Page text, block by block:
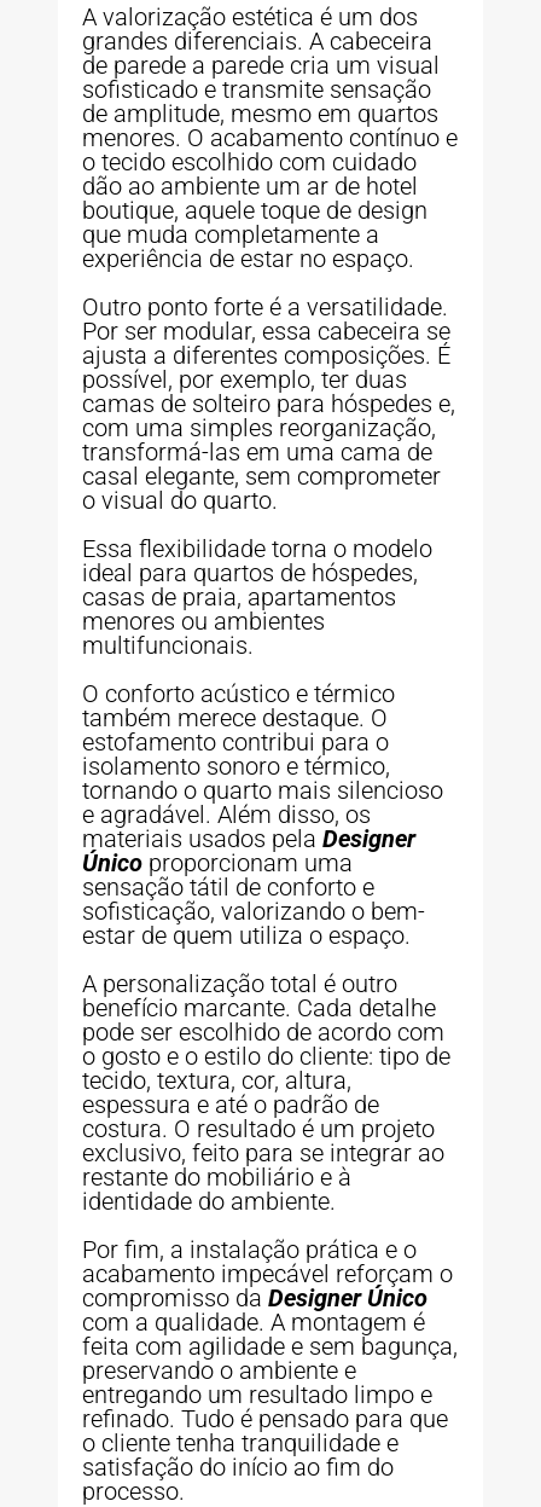
A valorização estética é um dos
grandes diferenciais. A cabeceira
de parede a parede cria um visual
sofisticado e transmite sensação
de amplitude, mesmo em quartos
menores. O acabamento contínuo e
o tecido escolhido com cuidado
dão ao ambiente um ar de hotel
boutique, aquele toque de design
que muda completamente a
experiência de estar no espaço.
Outro ponto forte é a versatilidade.
Por ser modular, essa cabeceira se
ajusta a diferentes composições. É
possível, por exemplo, ter duas
camas de solteiro para hóspedes e,
com uma simples reorganização,
transformá-las em uma cama de
casal elegante, sem comprometer
o visual do quarto.
Essa flexibilidade torna o modelo
ideal para quartos de hóspedes,
casas de praia, apartamentos
menores ou ambientes
multifuncionais.
O conforto acústico e térmico
também merece destaque. O
estofamento contribui para o
isolamento sonoro e térmico,
tornando o quarto mais silencioso
e agradável. Além disso, os
materiais usados pela Designer
Único proporcionam uma
sensação tátil de conforto e
sofisticação, valorizando o bem-
estar de quem utiliza o espaço.
A personalização total é outro
benefício marcante. Cada detalhe
pode ser escolhido de acordo com
o gosto e o estilo do cliente: tipo de
tecido, textura, cor, altura,
espessura e até o padrão de
costura. O resultado é um projeto
exclusivo, feito para se integrar ao
restante do mobiliário e à
identidade do ambiente.
Por fim, a instalação prática e o
acabamento impecável reforçam o
compromisso da Designer Único
com a qualidade. A montagem é
feita com agilidade e sem bagunça,
preservando o ambiente e
entregando um resultado limpo e
refinado. Tudo é pensado para que
o cliente tenha tranquilidade e
satisfação do início ao fim do
processo.